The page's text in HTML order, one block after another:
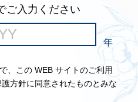
ご入力ください
年
、この WEB サイトのご利用
方針に同意されたものとみな